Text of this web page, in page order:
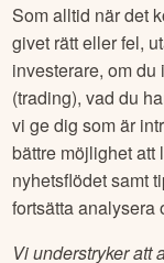
Som alltid när det
givet rätt eller fel,
investerare, om
(trading), vad du
vi ge dig som är
bättre möjlighet att
nyhetsflödet samt
fortsätta
Vi understryker att